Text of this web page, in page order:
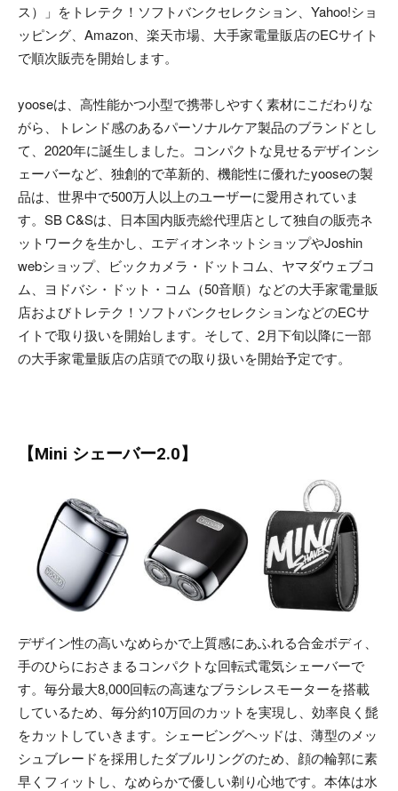
ス）」をトレテク！ソフトバンクセレクション、Yahoo!ショ
ッピング、Amazon、楽天市場、大手家電量販店のECサイト
で順次販売を開始します。
yooseは、高性能かつ小型で携帯しやすく素材にこだわりな
がら、トレンド感のあるパーソナルケア製品のブランドとし
て、2020年に誕生しました。コンパクトな見せるデザインシ
ェーバーなど、独創的で革新的、機能性に優れたyooseの製
品は、世界中で500万人以上のユーザーに愛用されていま
す。SB C&Sは、日本国内販売総代理店として独自の販売ネ
ットワークを生かし、エディオンネットショップやJoshin
webショップ、ビックカメラ・ドットコム、ヤマダウェブコ
ム、ヨドバシ・ドット・コム（50音順）などの大手家電量販
店およびトレテク！ソフトバンクセレクションなどのECサ
イトで取り扱いを開始します。そして、2月下旬以降に一部
の大手家電量販店の店頭での取り扱いを開始予定です。
【Mini シェーバー2.0】
デザイン性の高いなめらかで上質感にあふれる合金ボディ、
手のひらにおさまるコンパクトな回転式電気シェーバーで
す。毎分最大8,000回転の高速なブラシレスモーターを搭載
しているため、毎分約10万回のカットを実現し、効率良く髭
をカットしていきます。シェービングヘッドは、薄型のメッ
シュブレードを採用したダブルリングのため、顔の輪郭に素
早くフィットし、なめらかで優しい剃り心地です。本体は水